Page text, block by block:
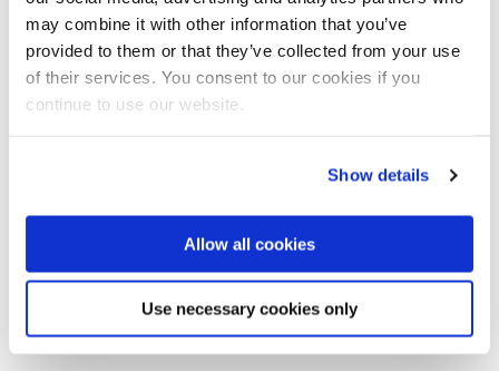
may combine it with other information that you’ve
provided to them or that they’ve collected from your use
of their services. You consent to our cookies if you
continue to use our website.
Show details
Allow all cookies
Use necessary cookies only
Robuste Langlebigkeit machte Edelstahl Rostfrei mit
Qualitätssiegel zum Werkstoff der Wahl für die Installation eines
neuen Heizungssystems. Ein rund 1.500 Meter langes
Rohrleitungsnetz aus Edelstahl wurde im Untergrund der
Schlossanlage verlegt. Hohe Korrosionsbeständigkeit und Resistenz
Gebrauch entstehen weder Risse noch Formveränderungen. Bei
Bauwerks hatte zudem die Einhaltung des Denkmalschutzes
oberste Priorität. Die schweißfreie Verbindung von Edelstahlrohren
und Pressfittings mittels Presswerkzeugen wird nicht nur diesem
Anspruch gerecht, sondern garantiert zudem dauerhaft dichte
Rohrverbindungen.